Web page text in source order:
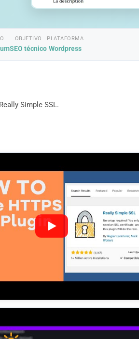
OBJETIVO
SEO técnico
PLATAFORMA
Wordpress
Simple SSL.